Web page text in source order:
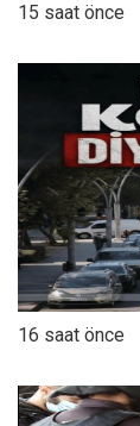
15 saat önce
16 saat önce